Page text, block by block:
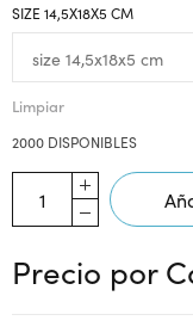
SIZE 14,5X18X5 CM
Limpiar
2000 DISPONIBLES
Precio por